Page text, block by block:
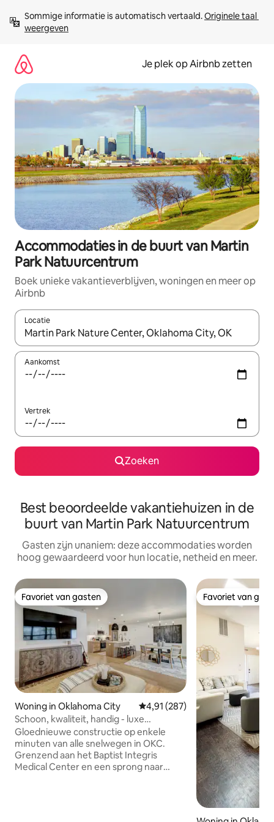
direct
naar
Sommige informatie is automatisch vertaald. Originele taal
weergeven
Je plek op Airbnb zetten
Accommodaties in de buurt van Martin
Park Natuurcentrum
Boek unieke vakantieverblijven, woningen en meer op
Airbnb
Locatie
Wanneer er resultaten beschikbaar zijn, maak je een keuze
Aankomst
Vertrek
Zoeken
Best beoordeelde vakantiehuizen in de
buurt van Martin Park Natuurcentrum
Gasten zijn unaniem: deze accommodaties worden
hoog gewaardeerd voor hun locatie, netheid en meer.
Favoriet van gasten
Favoriet van gasten
Woning in Oklahoma City Gemiddelde beoordeling van
4,91 (287)
Schoon, kwaliteit, handig - luxe
nieuwbouw in OKC
Gloednieuwe constructie op enkele
minuten van alle snelwegen in OKC.
Grenzend aan het Baptist Integris
Medical Center en een sprong naar
Favoriet van
Favoriet van